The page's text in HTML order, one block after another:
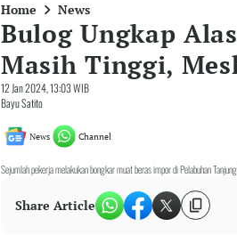
Home News
Bulog Ungkap
Masih Tinggi,
12 Jan 2024, 13:03 WIB
Bayu Satito
News Channel
Sejumlah pekerja melakukan bongkar muat beras impor di Pelabuhan
Share Article